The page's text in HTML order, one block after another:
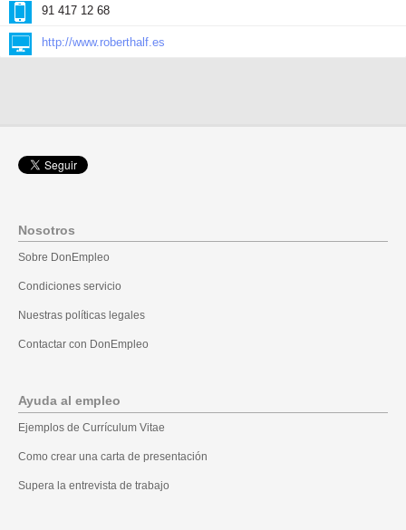
91 417 12 68
http://www.roberthalf.es
Nosotros
Sobre DonEmpleo
Condiciones servicio
Nuestras políticas legales
Contactar con DonEmpleo
Ayuda al empleo
Ejemplos de Currículum Vitae
Como crear una carta de presentación
Supera la entrevista de trabajo